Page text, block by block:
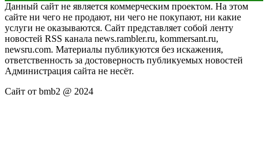
Данный сайт не является коммерческим проектом. На этом
сайте ни чего не продают, ни чего не покупают, ни какие
услуги не оказываются. Сайт представляет собой ленту
новостей RSS канала news.rambler.ru, kommersant.ru,
newsru.com. Материалы публикуются без искажения,
ответственность за достоверность публикуемых новостей
Администрация сайта не несёт.
Сайт от bmb2 @ 2024